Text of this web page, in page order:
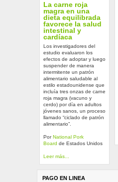
La carne roja
magra en una
dieta equilibrada
favorece la salud
intestinal y
cardíaca
Los investigadores del
estudio evaluaron los
efectos de adoptar y luego
suspender de manera
intermitente un patrón
alimentario saludable al
estilo estadounidense que
incluía tres onzas de carne
roja magra (vacuno y
cerdo) por día en adultos
jóvenes sanos, un proceso
llamado “ciclado de patrón
alimentario”.
Por National Pork
Board de Estados Unidos
Leer más...
PAGO EN LINEA